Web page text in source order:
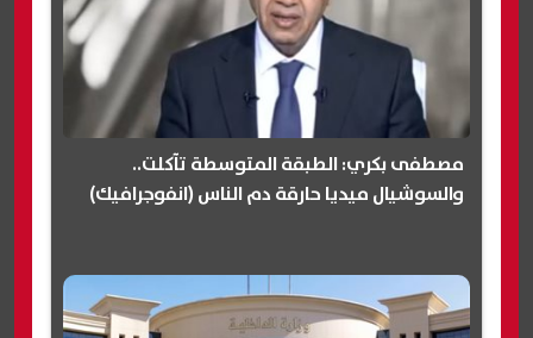
مصطفى بكري: الطبقة المتوسطة تآكلت..
والسوشيال ميديا حارقة دم الناس (انفوجرافيك)